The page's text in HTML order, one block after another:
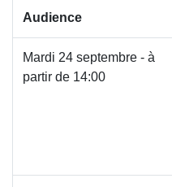
Audience
Mardi 24 septembre - à
partir de 14:00